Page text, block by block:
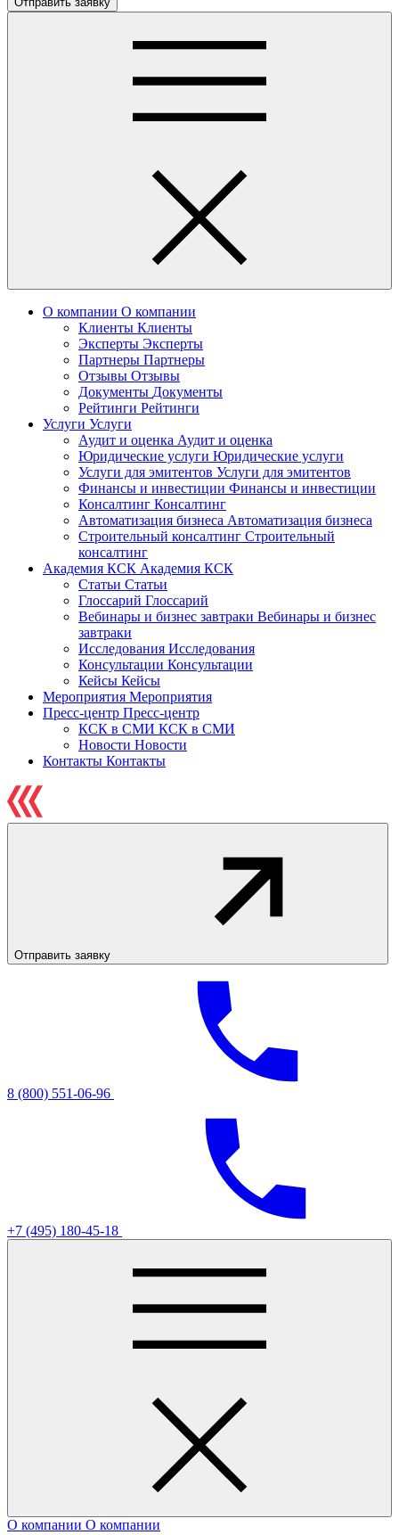
О компании О компании
Клиенты Клиенты
Эксперты Эксперты
Партнеры Партнеры
Отзывы Отзывы
Документы Документы
Рейтинги Рейтинги
Услуги Услуги
Аудит и оценка Аудит и оценка
Юридические услуги Юридические услуги
Услуги для эмитентов Услуги для эмитентов
Финансы и инвестиции Финансы и инвестиции
Консалтинг Консалтинг
Автоматизация бизнеса Автоматизация бизнеса
Строительный консалтинг Строительный
консалтинг
Академия КСК Академия КСК
Статьи Статьи
Глоссарий Глоссарий
Вебинары и бизнес завтраки Вебинары и бизнес
завтраки
Исследования Исследования
Консультации Консультации
Кейсы Кейсы
Мероприятия Мероприятия
Пресс-центр Пресс-центр
КСК в СМИ КСК в СМИ
Новости Новости
Контакты Контакты
Отправить заявку
8 (800) 551-06-96
+7 (495) 180-45-18
О компании О компании